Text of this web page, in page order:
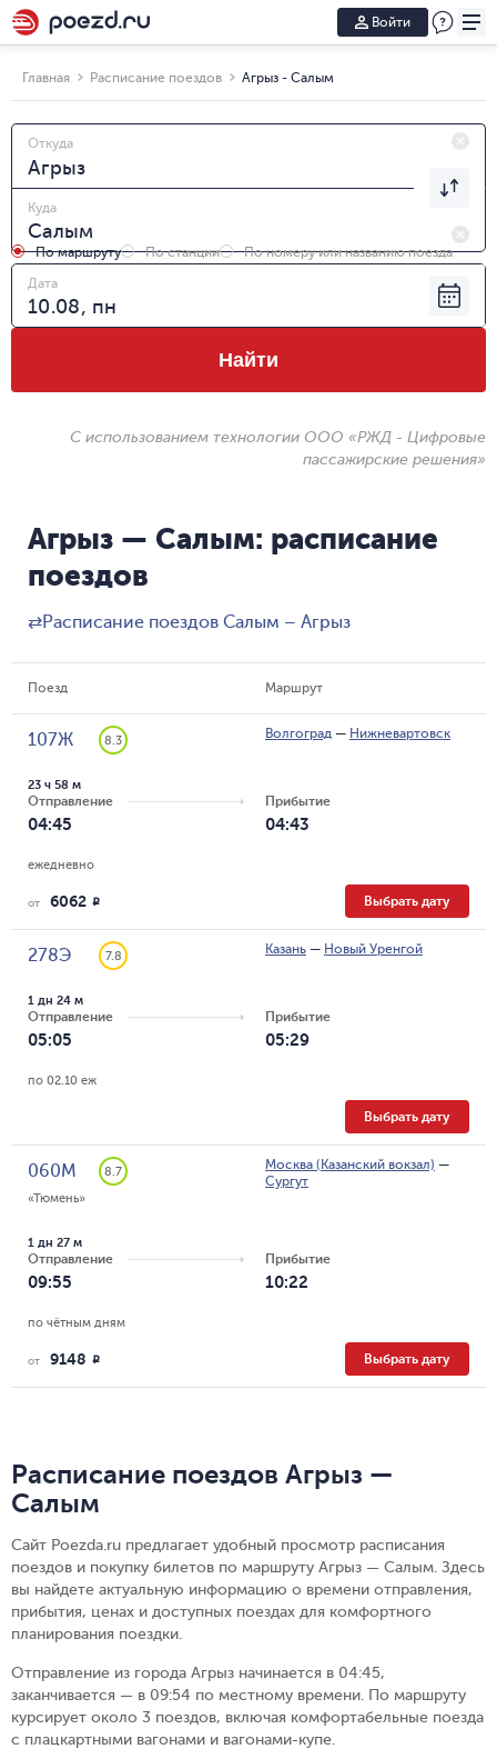
Войти
Главная Расписание поездов Агрыз - Салым
Откуда
Куда
По маршруту По станции
По номеру или названию поезда
Дата
Найти
С использованием технологии ООО «РЖД - Цифровые
пассажирские решения»
Агрыз — Салым: расписание
поездов
⇄Расписание поездов Салым – Агрыз
Поезд Маршрут
107Ж 8.3 Волгоград — Нижневартовск
Отправление
04:45
23 ч 58 м
Прибытие
04:43
ежедневно
от 6062 R Выбрать дату
278Э 7.8 Казань — Новый Уренгой
Отправление
05:05
1 дн 24 м
Прибытие
05:29
по 02.10 еж
Выбрать дату
060М
8.7
«Тюмень»
Москва (Казанский вокзал) —
Сургут
Отправление
09:55
1 дн 27 м
Прибытие
10:22
по чётным дням
от 9148 R Выбрать дату
Расписание поездов Агрыз —
Салым
Сайт Poezda.ru предлагает удобный просмотр расписания
поездов и покупку билетов по маршруту Агрыз — Салым. Здесь
вы найдете актуальную информацию о времени отправления,
прибытия, ценах и доступных поездах для комфортного
планирования поездки.
Отправление из города Агрыз начинается в 04:45,
заканчивается — в 09:54 по местному времени. По маршруту
курсирует около 3 поездов, включая комфортабельные поезда
с плацкартными вагонами и вагонами-купе.